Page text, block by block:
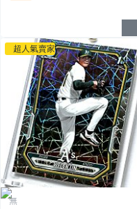
超人氣賣家
無